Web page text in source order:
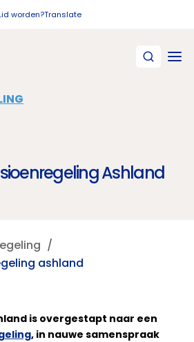
worden?Translate
Ashland
ashland
is overgestapt naar een
, in nauwe samenspraak